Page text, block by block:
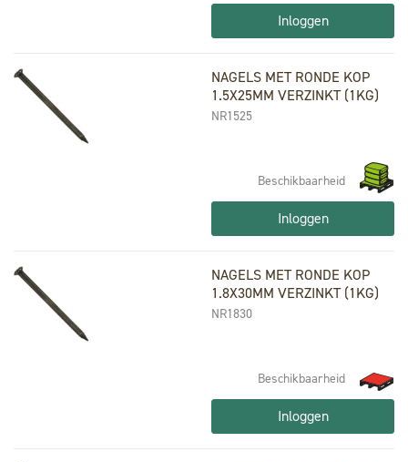
Inloggen
NAGELS MET RONDE KOP
1.5X25MM VERZINKT (1KG)
NR1525
Beschikbaarheid
Inloggen
NAGELS MET RONDE KOP
1.8X30MM VERZINKT (1KG)
NR1830
Beschikbaarheid
Inloggen